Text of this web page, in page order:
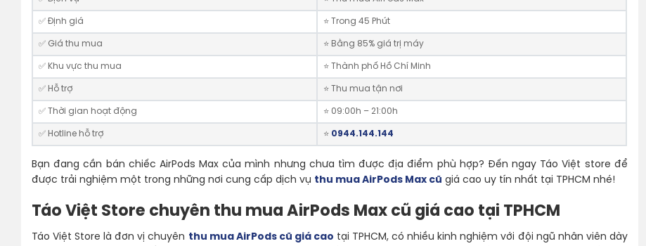
✅ Định giá ⭐️ Trong 45 Phút
✅ Giá thu mua ⭐️ Bằng 85% giá trị máy
✅ Khu vực thu mua ⭐ Thành phố Hồ Chí Minh
✅ Hỗ trợ ⭐ Thu mua tận nơi
✅ Thời gian hoạt động ⭐️ 09:00h – 21:00h
✅ Hotline hỗ trợ ⭐️ 0944.144.144
Bạn đang cần bán chiếc AirPods Max của mình nhưng chưa tìm được địa điểm phù hợp? Đến ngay Táo Việt store để
được trải nghiệm một trong những nơi cung cấp dịch vụ thu mua AirPods Max cũ giá cao uy tín nhất tại TPHCM nhé!
Táo Việt Store chuyên thu mua AirPods Max cũ giá cao tại TPHCM
Táo Việt Store là đơn vị chuyên thu mua AirPods cũ giá cao tại TPHCM, có nhiều kinh nghiệm với đội ngũ nhân viên dày